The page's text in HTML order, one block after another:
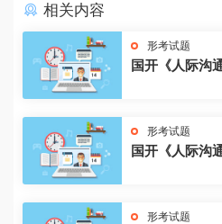
相关内容
形考试题
国开《人际沟
形考试题
国开《人际沟
形考试题